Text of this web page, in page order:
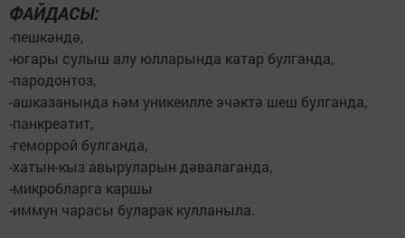
ФАЙДАСЫ:
-пешкәндә,
-югары сулыш алу юлларында катар булганда,
-пародонтоз,
-ашказанында һәм уникеилле эчәктә шеш булганда,
-панкреатит,
-геморрой булганда,
-хатын-кыз авыруларын дәвалаганда,
-микробларга каршы
-иммун чарасы буларак кулланыла.